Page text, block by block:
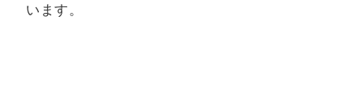
います。